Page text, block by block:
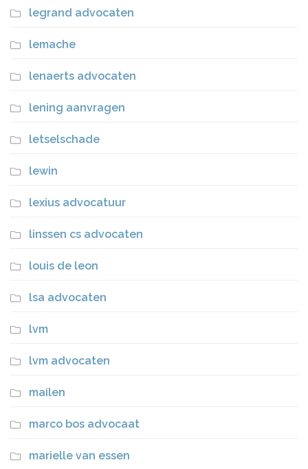
legrand advocaten
lemache
lenaerts advocaten
lening aanvragen
letselschade
lewin
lexius advocatuur
linssen cs advocaten
louis de leon
lsa advocaten
lvm
lvm advocaten
mailen
marco bos advocaat
marielle van essen